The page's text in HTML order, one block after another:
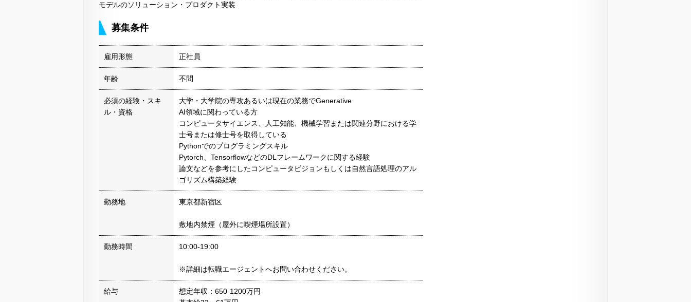
モデルのソリューション・プロダクト実装
募集条件
雇用形態 正社員
年齢 不問
必須の経験・スキ
ル・資格
大学・大学院の専攻あるいは現在の業務でGenerative
AI領域に関わっている方
コンピュータサイエンス、人工知能、機械学習または関連分野における学
士号または修士号を取得している
Pythonでのプログラミングスキル
Pytorch、TensorflowなどのDLフレームワークに関する経験
論文などを参考にしたコンピュータビジョンもしくは自然言語処理のアル
ゴリズム構築経験
勤務地 東京都新宿区
敷地内禁煙（屋外に喫煙場所設置）
勤務時間 10:00-19:00
※詳細は転職エージェントへお問い合わせください。
給与
想定年収：650-1200万円